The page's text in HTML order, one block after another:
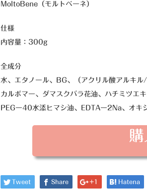
MoltoBene（モルトベーネ）
仕様
内容量：300g
全成分
水、エタノール、BG、（アクリル酸アルキ
カルボマー、ダマスクバラ花油、ハチミツエ
PEGー40水添ヒマシ油、EDTAー2Na、オキ
Tweet Share +1 Hatena